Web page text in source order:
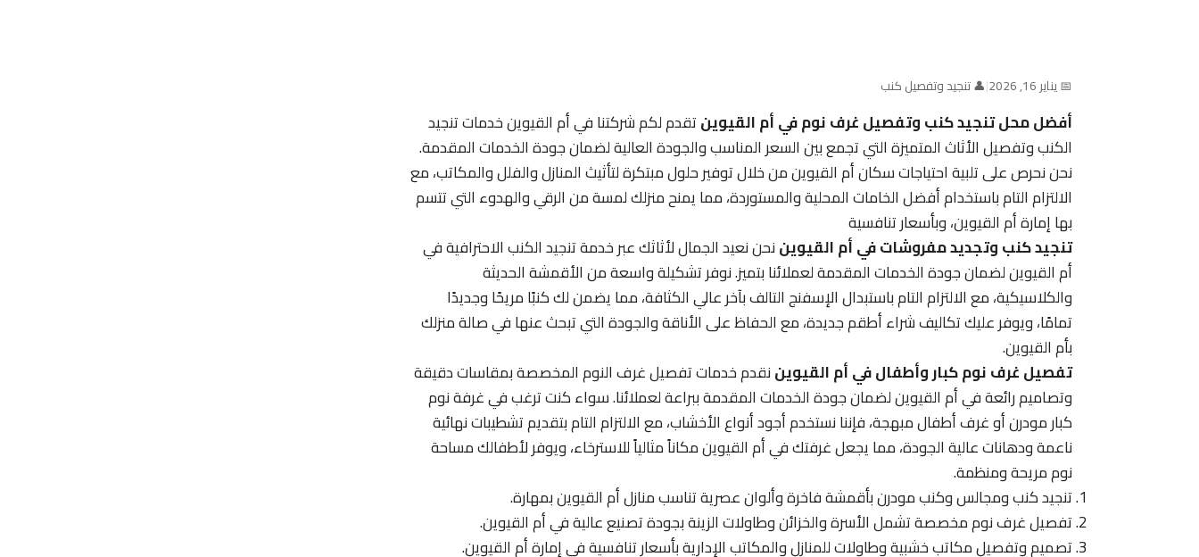
📅 يناير 16, 2026 |👤 تنجيد وتفصيل كنب
أفضل محل تنجيد كنب وتفصيل غرف نوم في أم القيوينتقدم لكم شركتنا في أم القيوين خدمات تنجيد
الكنب وتفصيل الأثاث المتميزة التي تجمع بين السعر المناسب والجودة العالية لضمان جودة الخدمات المقدمة.
نحن نحرص على تلبية احتياجات سكان أم القيوين من خلال توفير حلول مبتكرة لتأثيث المنازل والفلل والمكاتب، مع
الالتزام التام باستخدام أفضل الخامات المحلية والمستوردة، مما يمنح منزلك لمسة من الرقي والهدوء التي تتسم
بها إمارة أم القيوين، وبأسعار تنافسية
تنجيد كنب وتجديد مفروشات في أم القيويننحن نعيد الجمال لأثاثك عبر خدمة تنجيد الكنب الاحترافية في
أم القيوين لضمان جودة الخدمات المقدمة لعملائنا بتميز. نوفر تشكيلة واسعة من الأقمشة الحديثة
والكلاسيكية، مع الالتزام التام باستبدال الإسفنج التالف بآخر عالي الكثافة، مما يضمن لك كنبًا مريحًا وجديدًا
تمامًا، ويوفر عليك تكاليف شراء أطقم جديدة، مع الحفاظ على الأناقة والجودة التي تبحث عنها في صالة منزلك
بأم القيوين.
تفصيل غرف نوم كبار وأطفال في أم القيويننقدم خدمات تفصيل غرف النوم المخصصة بمقاسات دقيقة
وتصاميم رائعة في أم القيوين لضمان جودة الخدمات المقدمة ببراعة لعملائنا. سواء كنت ترغب في غرفة نوم
كبار مودرن أو غرف أطفال مبهجة، فإننا نستخدم أجود أنواع الأخشاب، مع الالتزام التام بتقديم تشطيبات نهائية
ناعمة ودهانات عالية الجودة، مما يجعل غرفتك في أم القيوين مكاناً مثالياً للاسترخاء، ويوفر لأطفالك مساحة
نوم مريحة ومنظمة.
تنجيد كنب ومجالس وكنب مودرن بأقمشة فاخرة وألوان عصرية تناسب منازل أم القيوين بمهارة.
تفصيل غرف نوم مخصصة تشمل الأسرة والخزائن وطاولات الزينة بجودة تصنيع عالية في أم القيوين.
تصميم وتفصيل مكاتب خشبية وطاولات للمنازل والمكاتب الإدارية بأسعار تنافسية في إمارة أم القيوين.